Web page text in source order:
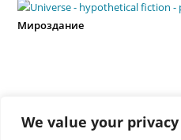
We value your privacy
Мироздание